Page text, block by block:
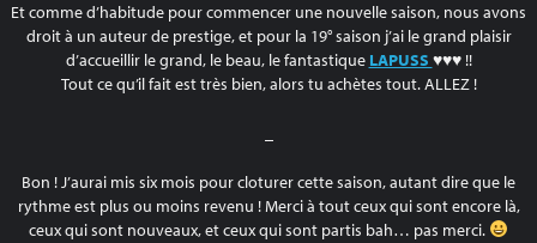
Et comme d’habitude pour commencer une nouvelle saison, nous avons
droit à un auteur de prestige, et pour la 19° saison j’ai le grand plaisir
d’accueillir le grand, le beau, le fantastique LAPUSS ♥♥♥ !!
Tout ce qu’il fait est très bien, alors tu achètes tout. ALLEZ !
Bon ! J’aurai mis six mois pour cloturer cette saison, autant dire que le
rythme est plus ou moins revenu ! Merci à tout ceux qui sont encore là,
ceux qui sont nouveaux, et ceux qui sont partis bah… pas merci.